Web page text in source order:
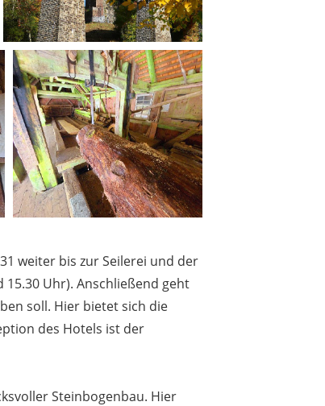
weiter bis zur Seilerei und der
Uhr). Anschließend geht
soll. Hier bietet sich die
des Hotels ist der
Steinbogenbau. Hier